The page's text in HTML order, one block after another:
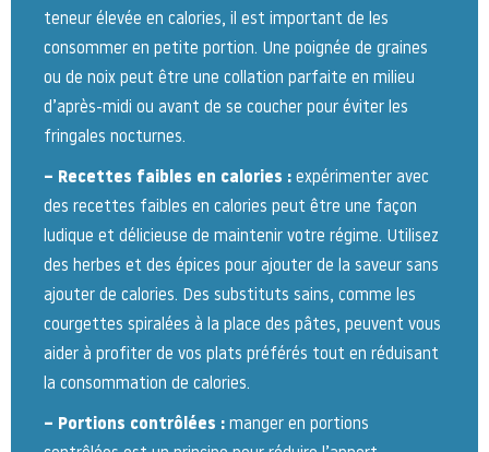
teneur élevée en calories, il est important de les
consommer en petite portion. Une poignée de graines
ou de noix peut être une collation parfaite en milieu
d’après-midi ou avant de se coucher pour éviter les
fringales nocturnes.
– Recettes faibles en calories : expérimenter avec
des recettes faibles en calories peut être une façon
ludique et délicieuse de maintenir votre régime. Utilisez
des herbes et des épices pour ajouter de la saveur sans
ajouter de calories. Des substituts sains, comme les
courgettes spiralées à la place des pâtes, peuvent vous
aider à profiter de vos plats préférés tout en réduisant
la consommation de calories.
– Portions contrôlées : manger en portions